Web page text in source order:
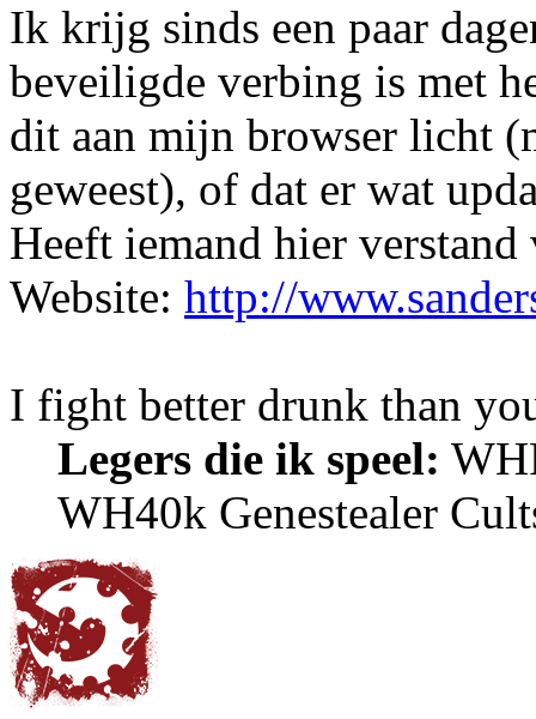
Ik krijg sinds een paar
beveiligde verbing is met
dit aan mijn browser licht
geweest), of dat er wat
Heeft iemand hier verstand
Website: http://
I fight better drunk than
Legers die ik speel:
WH40k Genestealer